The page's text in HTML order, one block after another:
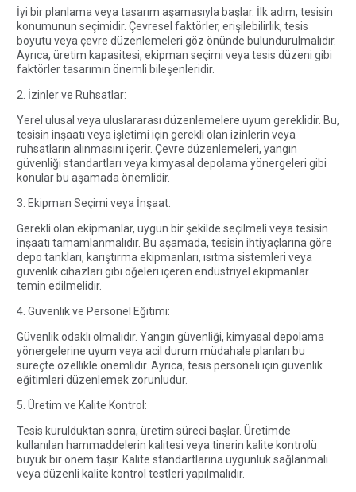
İyi bir planlama veya tasarım aşamasıyla başlar. İlk adım, tesisin
konumunun seçimidir. Çevresel faktörler, erişilebilirlik, tesis
boyutu veya çevre düzenlemeleri göz önünde bulundurulmalıdır.
Ayrıca, üretim kapasitesi, ekipman seçimi veya tesis düzeni gibi
faktörler tasarımın önemli bileşenleridir.
2. İzinler ve Ruhsatlar:
Yerel ulusal veya uluslararası düzenlemelere uyum gereklidir. Bu,
tesisin inşaatı veya işletimi için gerekli olan izinlerin veya
ruhsatların alınmasını içerir. Çevre düzenlemeleri, yangın
güvenliği standartları veya kimyasal depolama yönergeleri gibi
konular bu aşamada önemlidir.
3. Ekipman Seçimi veya İnşaat:
Gerekli olan ekipmanlar, uygun bir şekilde seçilmeli veya tesisin
inşaatı tamamlanmalıdır. Bu aşamada, tesisin ihtiyaçlarına göre
depo tankları, karıştırma ekipmanları, ısıtma sistemleri veya
güvenlik cihazları gibi öğeleri içeren endüstriyel ekipmanlar
temin edilmelidir.
4. Güvenlik ve Personel Eğitimi:
Güvenlik odaklı olmalıdır. Yangın güvenliği, kimyasal depolama
yönergelerine uyum veya acil durum müdahale planları bu
süreçte özellikle önemlidir. Ayrıca, tesis personeli için güvenlik
eğitimleri düzenlemek zorunludur.
5. Üretim ve Kalite Kontrol:
Tesis kurulduktan sonra, üretim süreci başlar. Üretimde
kullanılan hammaddelerin kalitesi veya tinerin kalite kontrolü
büyük bir önem taşır. Kalite standartlarına uygunluk sağlanmalı
veya düzenli kalite kontrol testleri yapılmalıdır.